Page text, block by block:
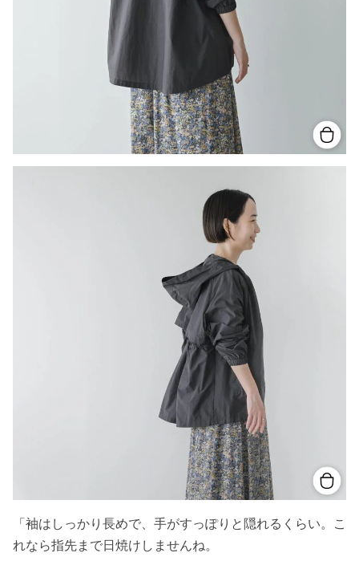
「袖はしっかり長めで、手がすっぽりと隠れるくらい。こ
れなら指先まで日焼けしませんね。